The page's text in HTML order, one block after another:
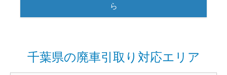
ら
千葉県の廃車引取り対応エリア